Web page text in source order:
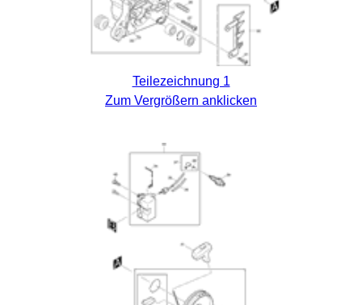
Teilezeichnung 1
Zum Vergrößern anklicken